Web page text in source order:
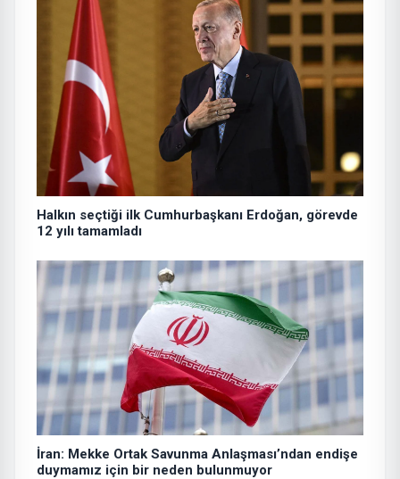
Halkın seçtiği ilk Cumhurbaşkanı Erdoğan, görevde
12 yılı tamamladı
İran: Mekke Ortak Savunma Anlaşması’ndan endişe
duymamız için bir neden bulunmuyor